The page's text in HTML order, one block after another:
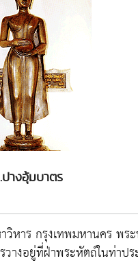
างอุ้มบาตร
หาร กรุงเทพมหานคร พร
างอยู่ที่ฝ่าพระหัตถ์ในท่าป